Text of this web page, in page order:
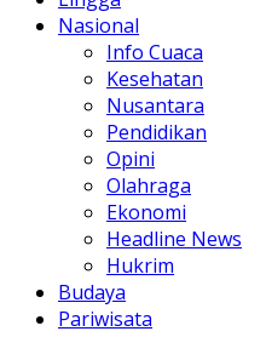
Nasional
Info Cuaca
Kesehatan
Nusantara
Pendidikan
Opini
Olahraga
Ekonomi
Headline News
Hukrim
Budaya
Pariwisata